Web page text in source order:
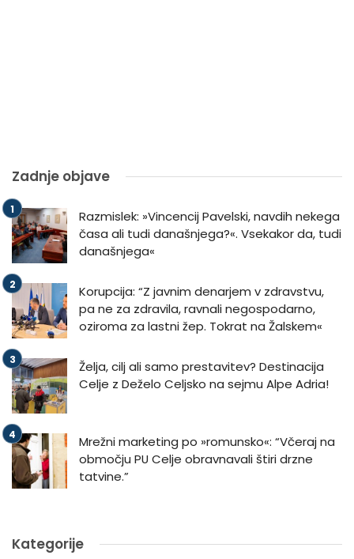
Zadnje objave
Razmislek: »Vincencij Pavelski, navdih nekega
časa ali tudi današnjega?«. Vsekakor da, tudi
današnjega«
Korupcija: “Z javnim denarjem v zdravstvu,
pa ne za zdravila, ravnali negospodarno,
oziroma za lastni žep. Tokrat na Žalskem«
Želja, cilj ali samo prestavitev? Destinacija
Celje z Deželo Celjsko na sejmu Alpe Adria!
Mrežni marketing po »romunsko«: “Včeraj na
območju PU Celje obravnavali štiri drzne
tatvine.”
Kategorije